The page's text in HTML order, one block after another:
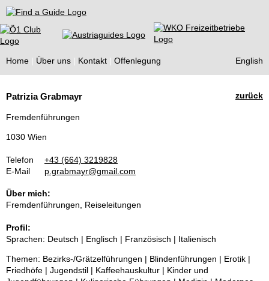
Find a Guide
Home Über uns Kontakt Offenlegung English
Guides
zurück
Patrizia Grabmayr
Fremdenführungen
1030 Wien
Telefon
+43 (664) 3219828
E-Mail
p.grabmayr@gmail.com
Über mich:
Fremdenführungen, Reiseleitungen
Profil:
Sprachen: Deutsch | Englisch | Französisch | Italienisch
Themen: Bezirks-/Grätzelführungen | Blindenführungen | Erotik |
Friedhöfe | Jugendstil | Kaffeehauskultur | Kinder und